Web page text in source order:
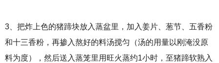
3、把炸上色的猪蹄块放入蒸盆里，加入姜片、葱节、五香粉
和十三香粉，再掺入熬好的料汤搅匀（汤的用量以刚淹没原
料为度），然后送入蒸笼里用旺火蒸约1小时，至猪蹄软熟入